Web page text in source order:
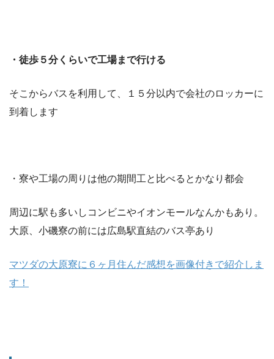
・徒歩５分くらいで工場まで行ける
そこからバスを利用して、１５分以内で会社のロッカーに
到着します
・寮や工場の周りは他の期間工と比べるとかなり都会
周辺に駅も多いしコンビニやイオンモールなんかもあり。
大原、小磯寮の前には広島駅直結のバス亭あり
マツダの大原寮に６ヶ月住んだ感想を画像付きで紹介しま
す！